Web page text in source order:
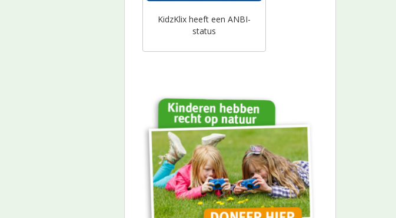
KidzKlix heeft een ANBI-
status